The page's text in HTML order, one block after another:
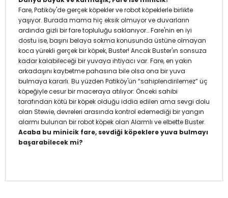
Fare, Patiköy'de gerçek köpekler ve robot köpeklerle birlikte
yaşıyor. Burada mama hiç eksik olmuyor ve duvarların
ardında gizli bir fare topluluğu saklanıyor… Fare'nin en iyi
dostu ise, başını belaya sokma konusunda üstüne olmayan
koca yürekli gerçek bir köpek, Buster! Ancak Buster'ın sonsuza
kadar kalabileceği bir yuvaya ihtiyacı var. Fare, en yakın
arkadaşını kaybetme pahasına bile olsa ona bir yuva
bulmaya kararlı. Bu yüzden Patiköy'ün “sahiplendirilemez” üç
köpeğiyle cesur bir maceraya atılıyor: Önceki sahibi
tarafından kötü bir köpek olduğu iddia edilen ama sevgi dolu
olan Stewie, devreleri arasında kontrol edemediği bir yangın
alarmı bulunan bir robot köpek olan Alarmlı ve elbette Buster.
Acaba bu minicik fare, sevdiği köpeklere yuva bulmayı
başarabilecek mi?